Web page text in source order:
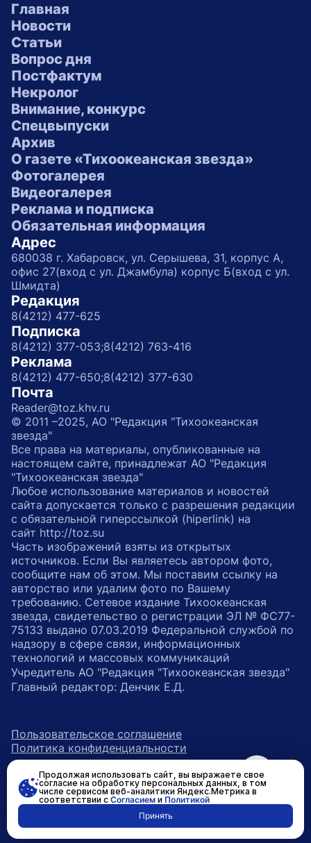
Главная
Новости
Статьи
Вопрос дня
Постфактум
Некролог
Внимание, конкурс
Спецвыпуски
Архив
О газете «Тихоокеанская звезда»
Фотогалерея
Видеогалерея
Реклама и подписка
Обязательная информация
Адрес
680038 г. Хабаровск, ул. Серышева, 31, корпус А,
офис 27(вход с ул. Джамбула) корпус Б(вход с ул.
Шмидта)
Редакция
8(4212) 477-625
Подписка
8(4212) 377-053;8(4212) 763-416
Реклама
8(4212) 477-650;8(4212) 377-630
Почта
Reader@toz.khv.ru
© 2011 –2025, АО "Редакция "Тихоокеанская
звезда"
Все права на материалы, опубликованные на
настоящем сайте, принадлежат АО "Редакция
"Тихоокеанская звезда"
Любое использование материалов и новостей
сайта допускается только с разрешения редакции
с обязательной гиперссылкой (hiperlink) на
сайт http://toz.su
Часть изображений взяты из открытых
источников. Если Вы являетесь автором фото,
сообщите нам об этом. Мы поставим ссылку на
авторство или удалим фото по Вашему
требованию. Сетевое издание Тихоокеанская
звезда, свидетельство о регистрации ЭЛ № ФС77-
75133 выдано 07.03.2019 Федеральной службой по
надзору в сфере связи, информационных
технологий и массовых коммуникаций
Учредитель АО "Редакция "Тихоокеанская звезда"
Главный редактор: Денчик Е.Д.
Пользовательское соглашение
Политика конфиденциальности
ссылка на главную
возрастное ограничение 16+
ссылка на страницу в Вконтакте
ссылка на страницу в
ссылка на канал в
Разработано в
Продолжая использовать сайт, вы выражаете свое
согласие на обработку персональных данных, в том
числе сервисом веб-аналитики Яндекс.Метрика в
соответствии с Согласиеми Политикой
Принять